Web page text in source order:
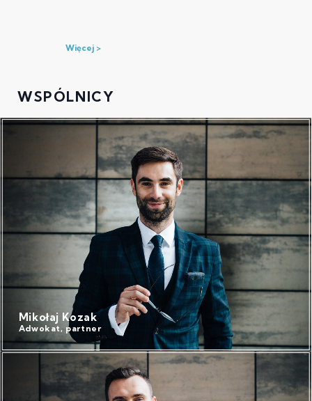
Więcej
WSPÓLNICY
Mikołaj Kozak
Adwokat, partner